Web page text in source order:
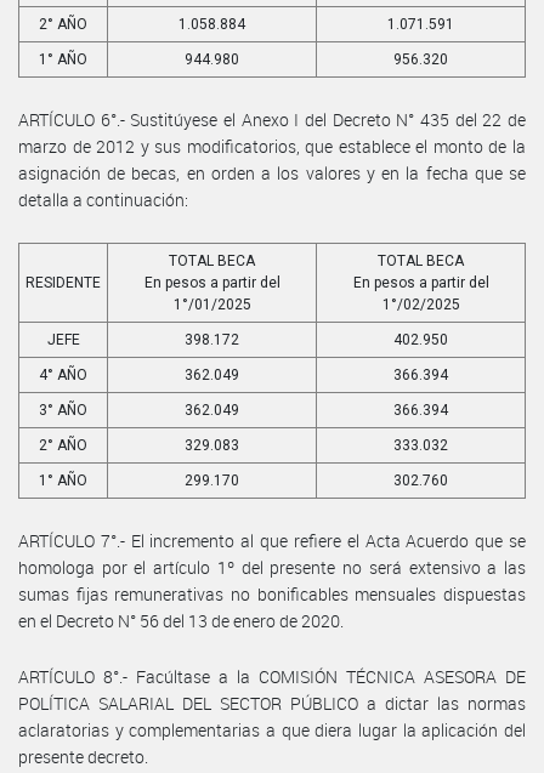
2° AÑO 1.058.884 1.071.591
1° AÑO 944.980 956.320
ARTÍCULO 6°.- Sustitúyese el Anexo I del Decreto N° 435 del 22 de
marzo de 2012 y sus modificatorios, que establece el monto de la
asignación de becas, en orden a los valores y en la fecha que se
detalla a continuación:
RESIDENTE
TOTAL BECA
En pesos a partir del
1°/01/2025
TOTAL BECA
En pesos a partir del
1°/02/2025
JEFE 398.172 402.950
4° AÑO 362.049 366.394
3° AÑO 362.049 366.394
2° AÑO 329.083 333.032
1° AÑO 299.170 302.760
ARTÍCULO 7°.- El incremento al que refiere el Acta Acuerdo que se
homologa por el artículo 1º del presente no será extensivo a las
sumas fijas remunerativas no bonificables mensuales dispuestas
en el Decreto N° 56 del 13 de enero de 2020.
ARTÍCULO 8°.- Facúltase a la COMISIÓN TÉCNICA ASESORA DE
POLÍTICA SALARIAL DEL SECTOR PÚBLICO a dictar las normas
aclaratorias y complementarias a que diera lugar la aplicación del
presente decreto.